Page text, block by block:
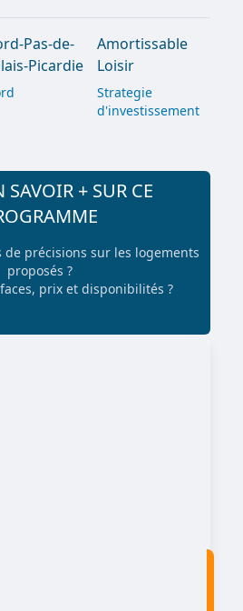
Pas-de-
Picardie
Amortissable
Loisir
Strategie
d'investissement
SAVOIR + SUR CE
de précisions sur les logements
proposés ?
prix et disponibilités ?